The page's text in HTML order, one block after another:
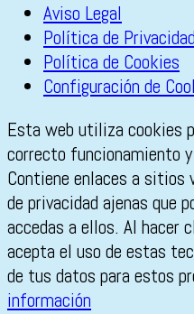
Aviso Legal
Política de Privacidad
Política de Cookies
Configuración de
Esta web utiliza cookies
correcto funcionamiento
Contiene enlaces a
de privacidad ajenas que
accedas a ellos. Al hacer
acepta el uso de estas
de tus datos para estos
información